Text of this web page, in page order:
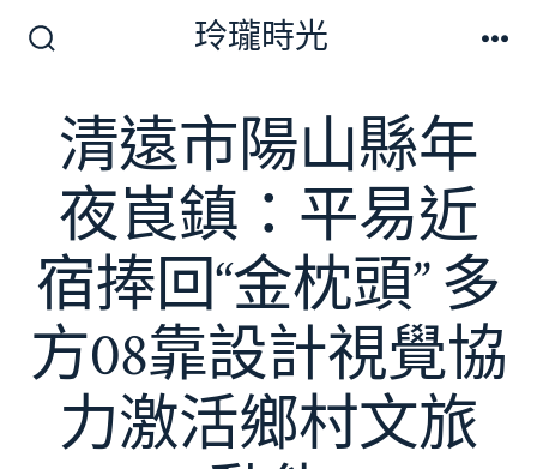
切
換
開
關
玲瓏時光
清遠市陽山縣年
夜崀鎮：平易近
宿捧回“金枕頭” 多
方08靠設計視覺協
力激活鄉村文旅